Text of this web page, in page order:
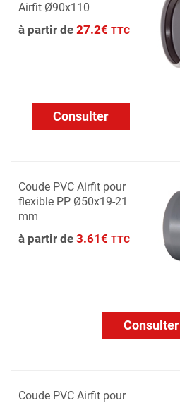
Airfit Ø90x110
à partir de 27.2€ TTC
Consulter
Coude PVC Airfit pour
flexible PP Ø50x19-21
mm
à partir de 3.61€ TTC
Consulter
Coude PVC Airfit pour